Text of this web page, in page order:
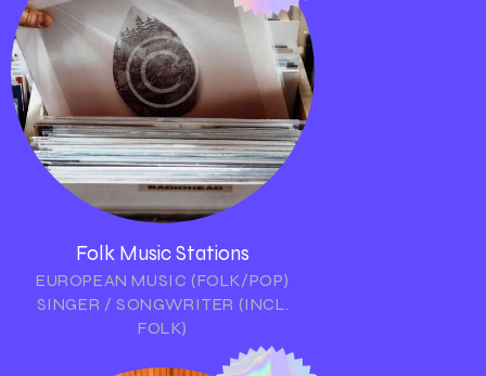
Folk Music Stations
EUROPEAN MUSIC (FOLK/POP)
SINGER / SONGWRITER (INCL.
FOLK)